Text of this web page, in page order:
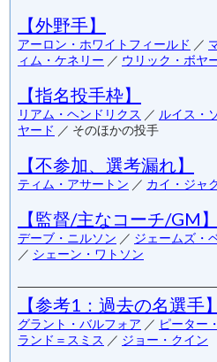
【外野手】
アーロン・ホワイトフィールド ／
ィム・ケネリー ／ ウリック・ボヤ
【指名投手枠】
リアム・ヘンドリクス ／ ルイス・
ヤード ／ そのほかの投手
【不参加、選考漏れ】
ティム・アサートン ／ カイ・ジャ
【監督/主なコーチ/GM】
デーブ・ニルソン ／ ジェームズ・
／ シェーン・ワトソン
【参考1：過去の名選手】
グラント・バルフォア ／ ピーター
ランド＝スミス ／ ジョー・クイン